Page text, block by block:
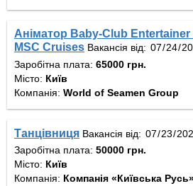
Аніматор Baby-Club Entertainer
MSC Cruises Вакансія від:
Заробітна плата: 65000 грн.
Місто: Київ
Компанія: World of Seamen Group
Танцівниця Вакансія від:
Заробітна плата: 50000 грн.
Місто: Київ
Компанія: Компанія «Київська